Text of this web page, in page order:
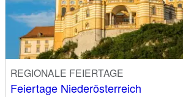
REGIONALE FEIERTAGE
Feiertage Niederösterreich